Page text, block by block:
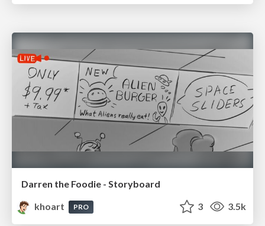
Darren the Foodie - Storyboard
khoart
PRO 3 3.5k